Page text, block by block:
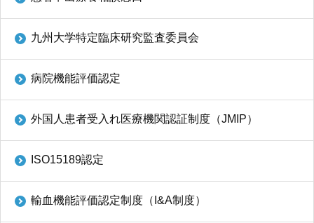
九州大学特定臨床研究監査委員会
病院機能評価認定
外国人患者受入れ医療機関認証制度（JMIP）
ISO15189認定
輸血機能評価認定制度（I&A制度）